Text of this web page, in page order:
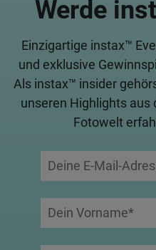
Werde
Einzigartige instax™
und exklusive
Als instax™ insider
unseren Highlights aus
Fotowelt